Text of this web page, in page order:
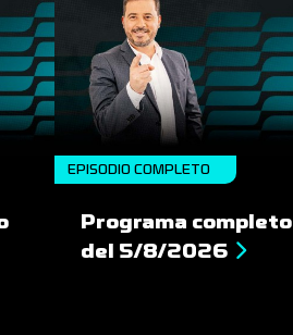
EPISODIO COMPLETO
Programa completo
del 5/8/2026